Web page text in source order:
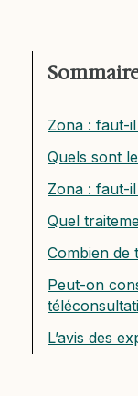
Zona : faut-
Quels sont
Zona : faut-
Quel
Combien de
Peut-on
L’avis des